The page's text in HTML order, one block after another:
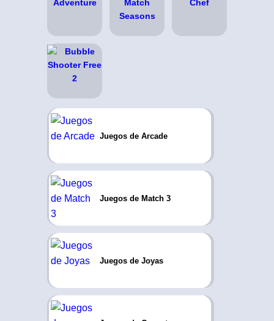
Juegos de Arcade
Juegos de Match 3
Juegos de Joyas